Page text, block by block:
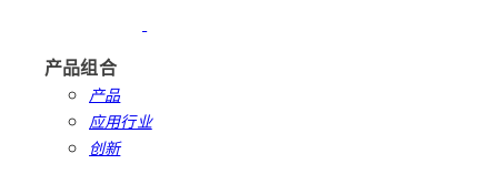
产品组合
产品
应用行业
创新